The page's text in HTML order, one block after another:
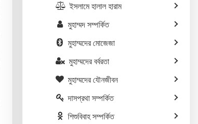
ইসলামে হালাল হারাম
মুহাম্মদ সম্পর্কিত
মুহাম্মদের মোজেজা
মুহাম্মদের বর্বরতা
মুহাম্মদের যৌনজীবন
দাসপ্রথা সম্পর্কিত
শিশুবিবাহ সম্পর্কিত